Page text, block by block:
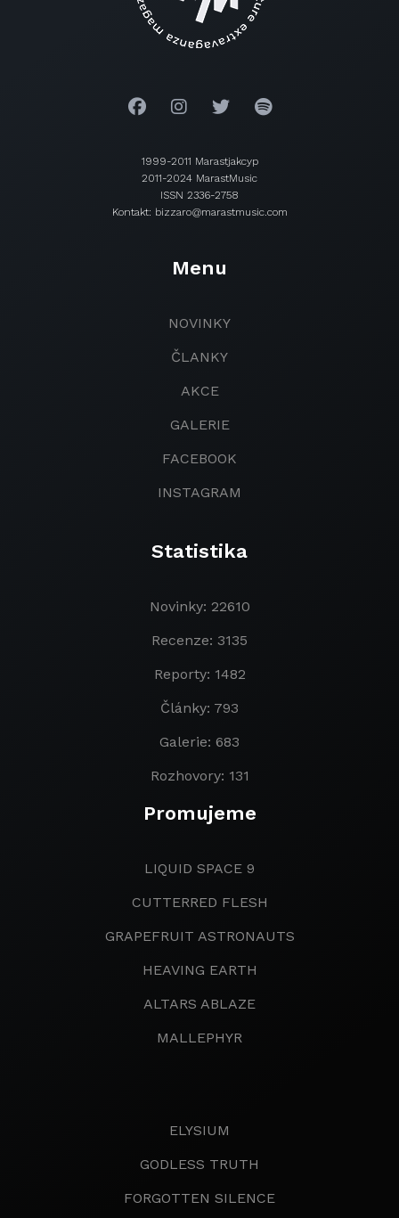
1999-2011 Marastjakcyp
2011-2024 MarastMusic
ISSN 2336-2758
Kontakt: bizzaro@marastmusic.com
Menu
NOVINKY
ČLANKY
AKCE
GALERIE
FACEBOOK
INSTAGRAM
Statistika
Novinky: 22610
Recenze: 3135
Reporty: 1482
Články: 793
Galerie: 683
Rozhovory: 131
Promujeme
LIQUID SPACE 9
CUTTERRED FLESH
GRAPEFRUIT ASTRONAUTS
HEAVING EARTH
ALTARS ABLAZE
MALLEPHYR
ELYSIUM
GODLESS TRUTH
FORGOTTEN SILENCE